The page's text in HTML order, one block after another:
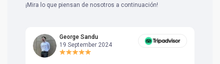
¡Mira lo que piensan de nosotros a continuación!
George Sandu
19 September 2024